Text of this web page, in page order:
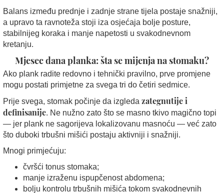
Balans između prednje i zadnje strane tijela postaje snažniji,
a upravo ta ravnoteža stoji iza osjećaja bolje posture,
stabilnijeg koraka i manje napetosti u svakodnevnom
kretanju.
Mjesec dana planka: šta se mijenja na stomaku?
Ako plank radite redovno i tehnički pravilno, prve promjene
mogu postati primjetne za svega tri do četiri sedmice.
Prije svega, stomak počinje da izgleda zategnutije i
definisanije. Ne nužno zato što se masno tkivo magično topi
— jer plank ne sagorijeva lokalizovanu masnoću — već zato
što duboki trbušni mišići postaju aktivniji i snažniji.
Mnogi primjećuju:
čvršći tonus stomaka;
manje izraženu ispupčenost abdomena;
bolju kontrolu trbušnih mišića tokom svakodnevnih